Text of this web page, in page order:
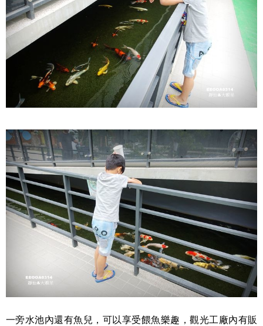
一旁水池內還有魚兒，可以享受餵魚樂趣，觀光工廠內有販